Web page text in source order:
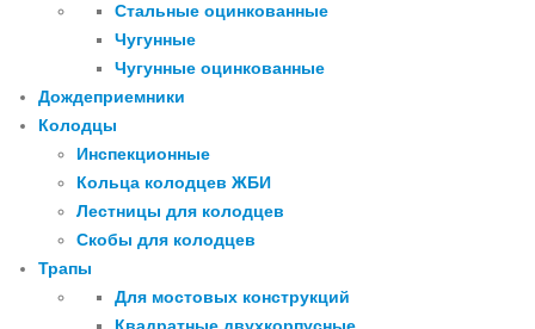
Стальные оцинкованные
Чугунные
Чугунные оцинкованные
Дождеприемники
Колодцы
Инспекционные
Кольца колодцев ЖБИ
Лестницы для колодцев
Скобы для колодцев
Трапы
Для мостовых конструкций